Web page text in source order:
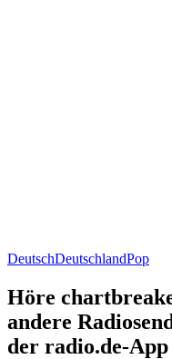
DeutschDeutschlandPop
Höre
andere
der radio.de-App